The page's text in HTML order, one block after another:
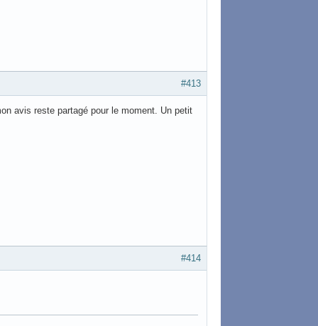
#413
avis reste partagé pour le moment. Un petit
#414